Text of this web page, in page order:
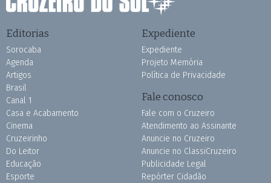
Editorias
Sorocaba
Agenda
Artigos
Brasil
Canal 1
Casa e Acabamento
Cinema
Cruzeirinho
Do Leitor
Educação
Esporte
Expediente
Expediente
Projeto Memória
Política de Privacidade
Fale conosco
Fale com o Cruzeiro
Atendimento ao Assinante
Anuncie no Cruzeiro
Anuncie no ClassiCruzeiro
Publicidade Legal
Repórter Cidadão